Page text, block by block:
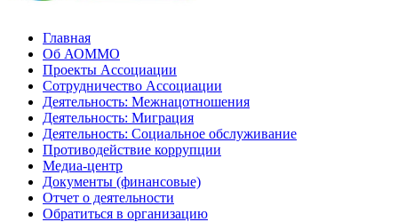
Главная
Об АОММО
Проекты Ассоциации
Сотрудничество Ассоциации
Деятельность: Межнацотношения
Деятельность: Миграция
Деятельность: Социальное обслуживание
Противодействие коррупции
Медиа-центр
Документы (финансовые)
Отчет о деятельности
Обратиться в организацию